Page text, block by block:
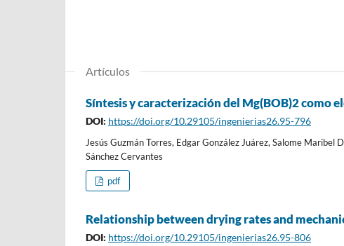
Artículos
Síntesis y caracterización del Mg(BOB)2 como
DOI: https://doi.org/10.29105/ingenierias26.95-796
Jesús Guzmán Torres, Edgar González Juárez, Salome
Sánchez Cervantes
pdf
Relationship between drying rates and
DOI: https://doi.org/10.29105/ingenierias26.95-806